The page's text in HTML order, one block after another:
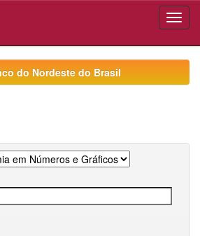
do Nordeste do Brasil